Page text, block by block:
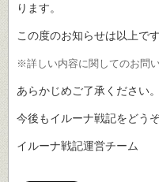
ります。
この度のお知らせは以上です
※詳しい内容に関してのお問
あらかじめご了承ください。
今後もイルーナ戦記をどう
イルーナ戦記運営チーム